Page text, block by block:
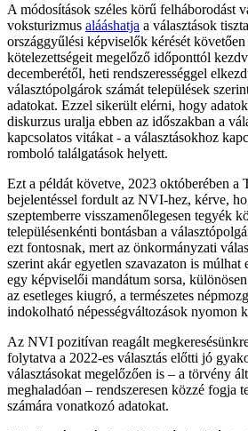
A módosítások széles körű felháborodást
voksturizmus alááshatja a választások
országgyűlési képviselők kérését
kötelezettségeit megelőző időponttól
decemberétől, heti rendszerességgel
választópolgárok számát települések
adatokat. Ezzel sikerült elérni, hogy
diskurzus uralja ebben az időszakban a
kapcsolatos vitákat - a választásokhoz
romboló találgatások helyett.
Ezt a példát követve, 2023 októberében a
bejelentéssel fordult az NVI-hez, kérve,
szeptemberre visszamenőlegesen tegyék
településenkénti bontásban a
ezt fontosnak, mert az önkormányzati
szerint akár egyetlen szavazaton is múlhat
egy képviselői mandátum sorsa,
az esetleges kiugró, a természetes
indokolható népességváltozások nyomon
Az NVI pozitívan reagált
folytatva a 2022-es választás előtti jó
választásokat megelőzően is – a törvény
meghaladóan – rendszeresen közzé fogja
számára vonatkozó adatokat.